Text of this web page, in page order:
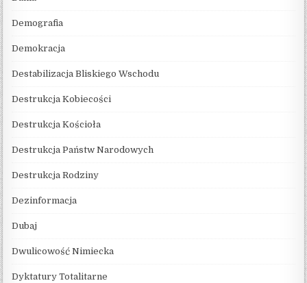
Demografia
Demokracja
Destabilizacja Bliskiego Wschodu
Destrukcja Kobiecości
Destrukcja Kościoła
Destrukcja Państw Narodowych
Destrukcja Rodziny
Dezinformacja
Dubaj
Dwulicowość Nimiecka
Dyktatury Totalitarne